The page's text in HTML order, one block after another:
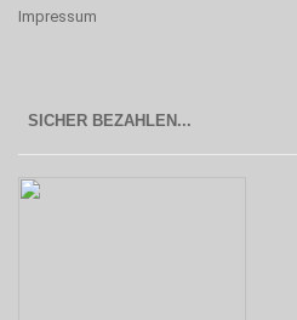
Impressum
SICHER BEZAHLEN...